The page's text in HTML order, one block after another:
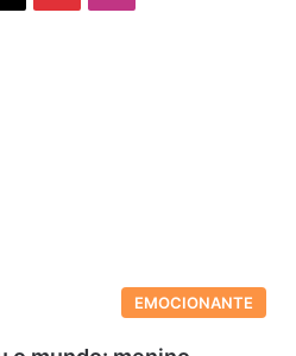
EMOCIONANTE